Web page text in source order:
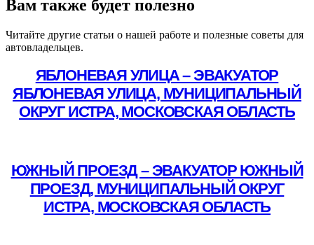
Вам также будет полезно
Читайте другие статьи о нашей работе и полезные советы для
автовладельцев.
ЯБЛОНЕВАЯ УЛИЦА – ЭВАКУАТОР
ЯБЛОНЕВАЯ УЛИЦА, МУНИЦИПАЛЬНЫЙ
ОКРУГ ИСТРА, МОСКОВСКАЯ ОБЛАСТЬ
ЮЖНЫЙ ПРОЕЗД – ЭВАКУАТОР ЮЖНЫЙ
ПРОЕЗД, МУНИЦИПАЛЬНЫЙ ОКРУГ
ИСТРА, МОСКОВСКАЯ ОБЛАСТЬ